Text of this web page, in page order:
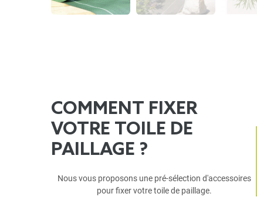
COMMENT FIXER
VOTRE TOILE DE
PAILLAGE ?
Nous vous proposons une pré-sélection d'accessoires
pour fixer votre toile de paillage.